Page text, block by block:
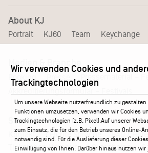
About KJ
Portrait KJ60 Team Keychange
Medien & Branche
Booking Presse
Service
Kontakt Leichte Sprache
FAQ / Hilfe
Ticketshop Hamburg
Gutscheine
Wir verwenden Cookies und
Trackingtechnologien
Um unsere Webseite nutzerfreundlich zu
Funktionen umzusetzen, verwenden wir Cookies
Trackingtechnologien (z.B. Pixel).Auf unserer
zum Einsatz, die für den Betrieb unseres Online-
notwendig sind. Für die Auslieferung dieser
Einwilligung von Ihnen. Darüber hinaus nutzen wir